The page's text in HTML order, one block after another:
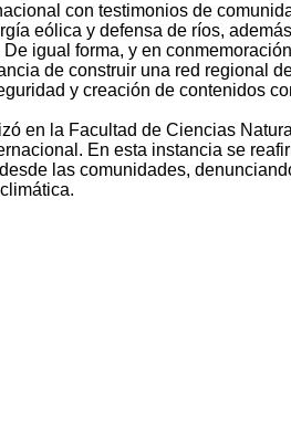
con testimonios de
eólica y defensa de ríos,
igual forma, y en
de construir una red regional
y creación de contenidos
en la Facultad de Ciencias
En esta instancia se
las comunidades,